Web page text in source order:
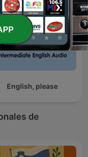
English, please
de